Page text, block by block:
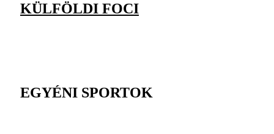
KÜLFÖLDI FOCI
EGYÉNI SPORTOK